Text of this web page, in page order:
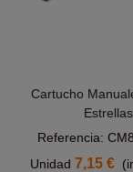
Cartucho
Estrellas
Referencia:
Unidad7,15 €